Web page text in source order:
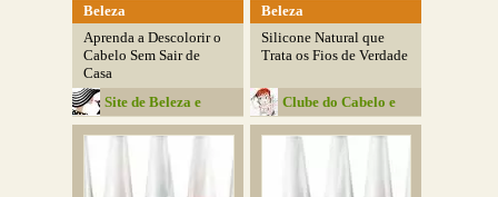
Beleza
Aprenda a Descolorir o
Cabelo Sem Sair de
Casa
Site de Beleza e
Moda
Beleza
Silicone Natural que
Trata os Fios de Verdade
Clube do Cabelo e
Cia